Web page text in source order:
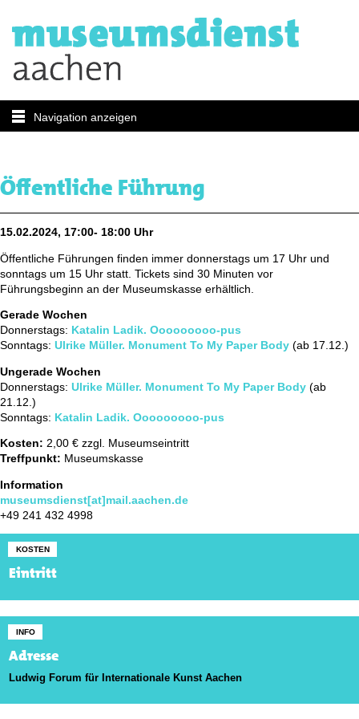
Navigation anzeigen
Öffentliche Führung
15.02.2024, 17:00- 18:00 Uhr
Öffentliche Führungen finden immer donnerstags um 17 Uhr und
sonntags um 15 Uhr statt. Tickets sind 30 Minuten vor
Führungsbeginn an der Museumskasse erhältlich.
Gerade Wochen
Donnerstags: Katalin Ladik. Ooooooooo-pus
Sonntags: Ulrike Müller. Monument To My Paper Body (ab 17.12.)
Ungerade Wochen
Donnerstags: Ulrike Müller. Monument To My Paper Body (ab
21.12.)
Sonntags: Katalin Ladik. Ooooooooo-pus
Kosten: 2,00 € zzgl. Museumseintritt
Treffpunkt: Museumskasse
Information
museumsdienst[at]mail.aachen.de
+49 241 432 4998
KOSTEN
Eintritt
INFO
Adresse
Ludwig Forum für Internationale Kunst Aachen